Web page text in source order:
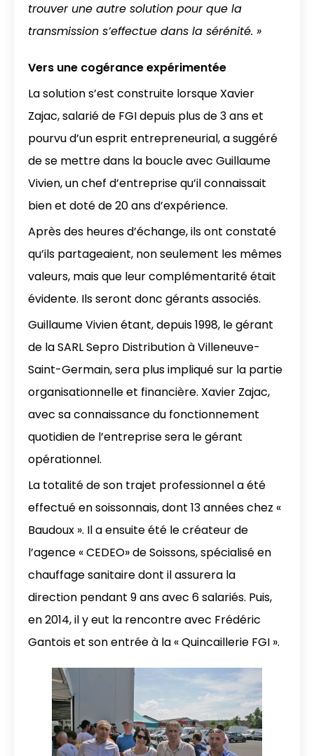
trouver une autre solution pour que la
transmission s’effectue dans la sérénité. »
Vers une cogérance expérimentée
La solution s’est construite lorsque Xavier
Zajac, salarié de FGI depuis plus de 3 ans et
pourvu d’un esprit entrepreneurial, a suggéré
de se mettre dans la boucle avec Guillaume
Vivien, un chef d’entreprise qu’il connaissait
bien et doté de 20 ans d’expérience.
Après des heures d’échange, ils ont constaté
qu’ils partageaient, non seulement les mêmes
valeurs, mais que leur complémentarité était
évidente. Ils seront donc gérants associés.
Guillaume Vivien étant, depuis 1998, le gérant
de la SARL Sepro Distribution à Villeneuve-
Saint-Germain, sera plus impliqué sur la partie
organisationnelle et financière. Xavier Zajac,
avec sa connaissance du fonctionnement
quotidien de l’entreprise sera le gérant
opérationnel.
La totalité de son trajet professionnel a été
effectué en soissonnais, dont 13 années chez «
Baudoux ». Il a ensuite été le créateur de
l’agence « CEDEO» de Soissons, spécialisé en
chauffage sanitaire dont il assurera la
direction pendant 9 ans avec 6 salariés. Puis,
en 2014, il y eut la rencontre avec Frédéric
Gantois et son entrée à la « Quincaillerie FGI ».